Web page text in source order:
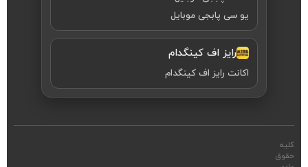
یو سی پابجی موبایل
رایز اف کینگدام
اکانت رایز اف کینگدام
کلیه
حقوق